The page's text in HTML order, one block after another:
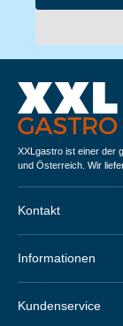
XXLgastro ist einer der
und Österreich. Wir
Kontakt
Informationen
Kundenservice